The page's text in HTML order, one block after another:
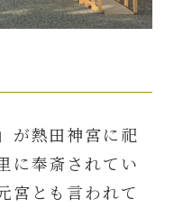
が熱田神宮に祀
に奉斎されてい
宮とも言われて